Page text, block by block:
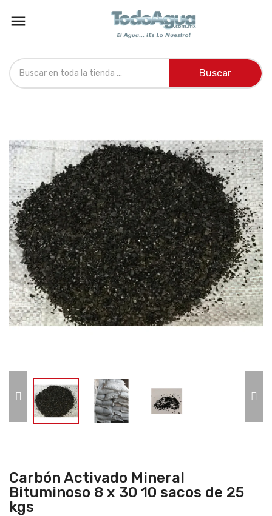

Buscar
Carbón Activado Mineral
Bituminoso 8 x 30 10 sacos de 25
kgs